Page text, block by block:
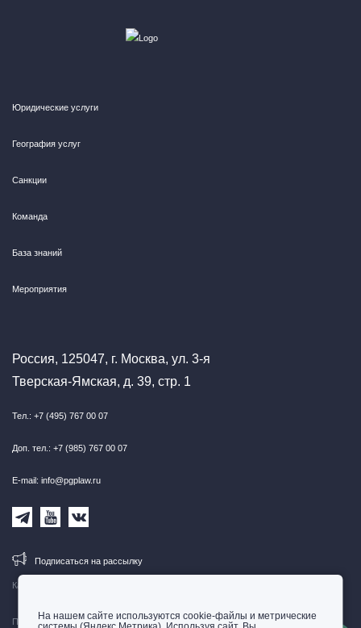
Карта сайта
Правовая информация
Юридические услуги
География услуг
Санкции
Команда
База знаний
Мероприятия
Россия, 125047, г. Москва, ул. 3-я
Тверская-Ямская, д. 39, стр. 1
Тел.: +7 (495) 767 00 07
Доп. тел.: +7 (985) 767 00 07
E-mail: info@pgplaw.ru
Подписаться на рассылку
На нашем сайте используются cookie-файлы и метрические